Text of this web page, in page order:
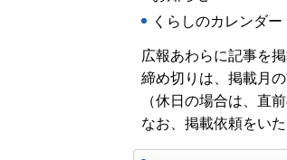
くらしのカレンダー
広報あわらに記事を
締め切りは、掲載月の
（休日の場合は、直
なお、掲載依頼をい